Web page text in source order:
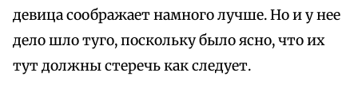
девица соображает намного лучше. Но и у нее
дело шло туго, поскольку было ясно, что их
тут должны стеречь как следует.